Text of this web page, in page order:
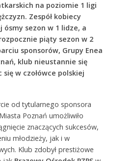
na poziomie 1 ligi
Zespół kobiecy
ósmy sezon w 1 lidze, a
piąty sezon w 2
sponsorów, Grupy Enea
klub nieustannie się
w czołówce polskiej
od tytularnego sponsora
Poznań umożliwiło
znaczących sukcesów,
młodzieży, jak i w
Klub zdobył prestiżowe